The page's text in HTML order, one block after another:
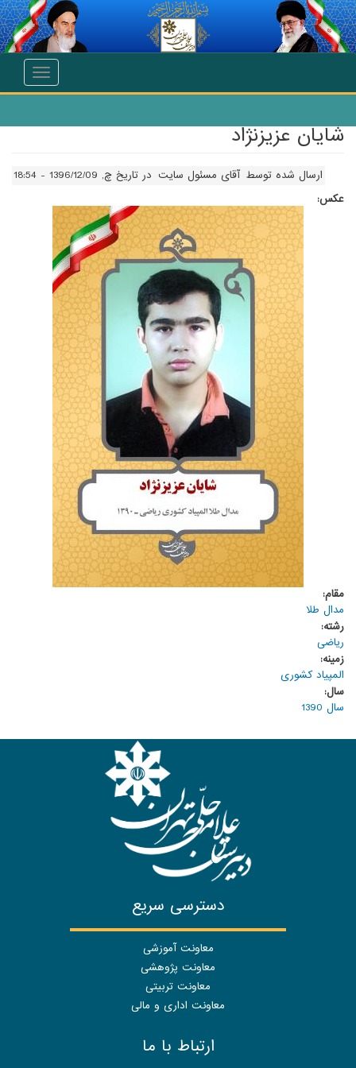
انتقال به محتوای اصلی
Toggle
شايان عزيزنژاد
ارسال شده توسط آقای مسئول سایت در تاریخ چ, 1396/12/09 - 18:54
عکس:
مقام:
مدال طلا
رشته:
ریاضی
زمینه:
المپیاد کشوری
سال:
سال 1390
دسترسی سریع
معاونت آموزشی
معاونت پژوهشی
معاونت تربیتی
معاونت اداری و مالی
ارتباط با ما